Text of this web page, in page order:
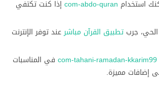
استخدام com-abdo-quran إذا كنت تكتفي
جرب تطبيق القرآن مباشرعند توفر الإنترنت
com-tahani-ramadan-kkarim99 في المناسبات
إضافات مميزة.